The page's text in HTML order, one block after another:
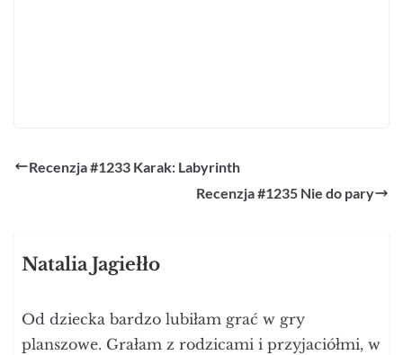
Recenzja #1233 Karak: Labyrinth
Recenzja #1235 Nie do pary
Natalia Jagiełło
Od dziecka bardzo lubiłam grać w gry
planszowe. Grałam z rodzicami i przyjaciółmi, w